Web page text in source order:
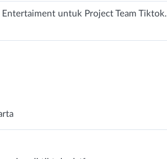
Entertaiment untuk Project Team Tiktok.